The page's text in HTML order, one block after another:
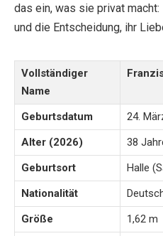
das ein, was sie privat
und die Entscheidung, ihr
Vollständiger
Name
Geburtsdatum
24.
Alter (2026)
38
Geburtsort
Halle
Nationalität
Größe
1,62 m